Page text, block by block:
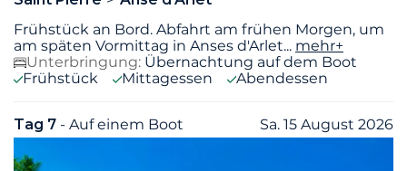
Frühstück an Bord. Abfahrt am frühen Morgen, um
am späten Vormittag in Anses d'Arlet... mehr+
Unterbringung: Übernachtung auf dem Boot
Frühstück
Mittagessen Abendessen
Tag 7 - Auf einem Boot Sa. 15 August 2026